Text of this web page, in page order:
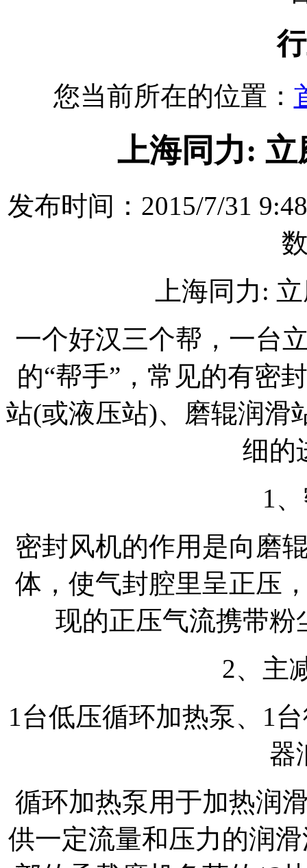
您当前所在的位置：
上海同力:
发布时间：2015/7/31
上海同力:
一个好汉三个帮，一台
的“帮手”，常见的有密
站(或液压站)、磨辊润滑
细的
1
密封风机的作用是向磨
体，使气封腔里呈正压
现的正压气流携带
2、主
1台低压循环加热泵、1
器
循环加热泵用于加热润
供一定流量和压力的润